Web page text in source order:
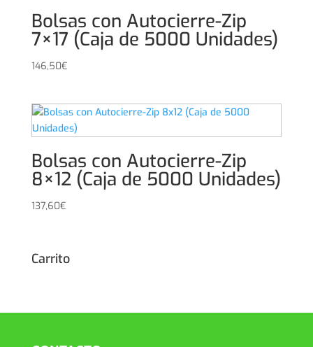
Bolsas con Autocierre-Zip
7×17 (Caja de 5000 Unidades)
146,50€
Bolsas con Autocierre-Zip
8×12 (Caja de 5000 Unidades)
137,60€
Carrito